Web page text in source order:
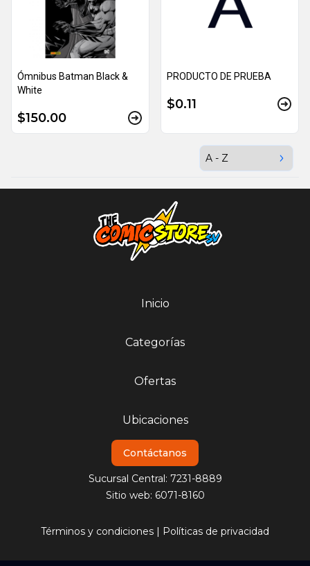
Ómnibus Batman Black &
White
$150.00
PRODUCTO DE PRUEBA
$0.11
Inicio
Categorías
Ofertas
Ubicaciones
Contáctanos
Sucursal Central: 7231-8889
Sitio web: 6071-8160
Términos y condiciones | Políticas de privacidad